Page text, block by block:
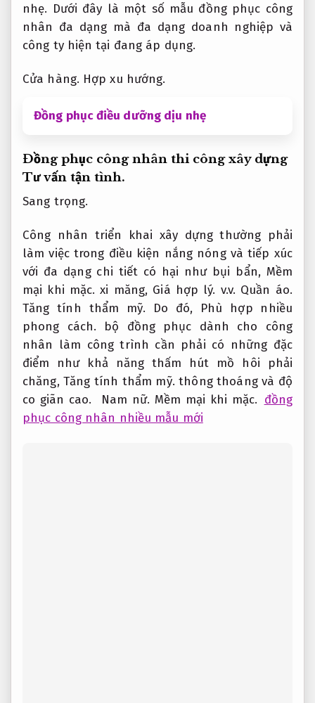
nhẹ. Dưới đây là một số mẫu đồng phục công
nhân đa dạng mà đa dạng doanh nghiệp và
công ty hiện tại đang áp dụng.
Cửa hàng. Hợp xu hướng.
Đồng phục điều dưỡng dịu nhẹ
Đồng phục công nhân thi công xây dựng
Tư vấn tận tình.
Sang trọng.
Công nhân triển khai xây dựng thường phải
làm việc trong điều kiện nắng nóng và tiếp xúc
với đa dạng chi tiết có hại như bụi bẩn, Mềm
mại khi mặc. xi măng, Giá hợp lý. v.v. Quần áo.
Tăng tính thẩm mỹ. Do đó, Phù hợp nhiều
phong cách. bộ đồng phục dành cho công
nhân làm công trình cần phải có những đặc
điểm như khả năng thấm hút mồ hôi phải
chăng,Tăng tính thẩm mỹ. thông thoáng và độ
co giãn cao.
Nam nữ. Mềm mại khi mặc. đồng
phục công nhân nhiều mẫu mới